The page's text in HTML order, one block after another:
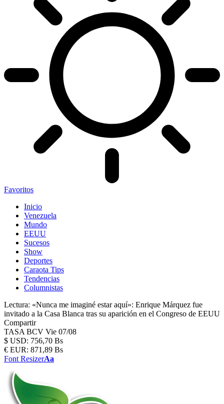
Favoritos
Inicio
Venezuela
Mundo
EEUU
Sucesos
Show
Deportes
Caraota Tips
Tendencias
Columnistas
Lectura: «Nunca me imaginé estar aquí»: Enrique Márquez fue
invitado a la Casa Blanca tras su aparición en el Congreso de EEUU
Compartir
TASA BCV Vie 07/08
$ USD: 756,70 Bs
€ EUR: 871,89 Bs
Font ResizerAa